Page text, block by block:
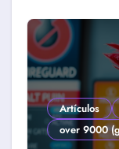
Artículos
over 9000